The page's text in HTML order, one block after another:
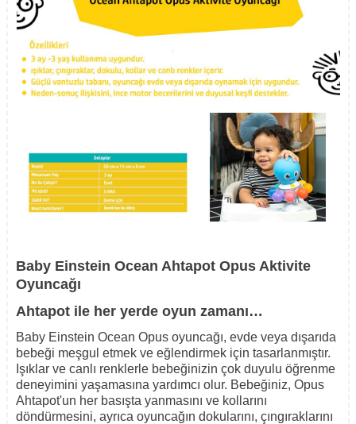
Baby Einstein Ocean Ahtapot Opus Aktivite
Oyuncağı
Ahtapot ile her yerde oyun zamanı…
Baby Einstein Ocean Opus oyuncağı, evde veya dışarıda
bebeği meşgul etmek ve eğlendirmek için tasarlanmıştır.
Işıklar ve canlı renklerle bebeğinizin çok duyulu öğrenme
deneyimini yaşamasına yardımcı olur. Bebeğiniz, Opus
Ahtapot'un her basışta yanmasını ve kollarını
döndürmesini, ayrıca oyuncağın dokularını, çıngıraklarını